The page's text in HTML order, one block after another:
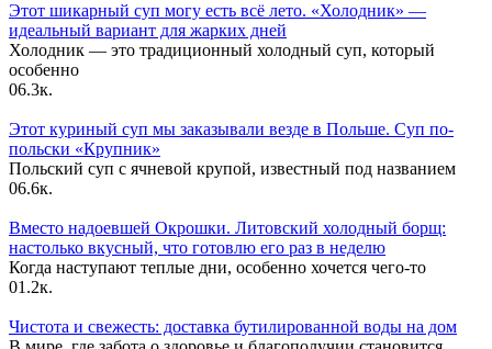
Этот шикарный суп могу есть всё лето. «Холодник» —
идеальный вариант для жарких дней
Холодник — это традиционный холодный суп, который
особенно
06.3к.
Этот куриный суп мы заказывали везде в Польше. Суп по-
польски «Крупник»
Польский суп с ячневой крупой, известный под названием
06.6к.
Вместо надоевшей Окрошки. Литовский холодный борщ:
настолько вкусный, что готовлю его раз в неделю
Когда наступают теплые дни, особенно хочется чего-то
01.2к.
Чистота и свежесть: доставка бутилированной воды на дом